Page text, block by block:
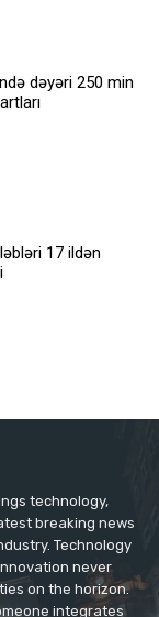
dəyəri 250 min
17 ildən
technology,
breaking news
Technology
never
on the horizon.
integrates